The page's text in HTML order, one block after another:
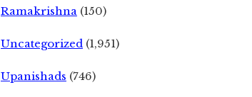
Ramakrishna (150)
Uncategorized (1,951)
Upanishads (746)